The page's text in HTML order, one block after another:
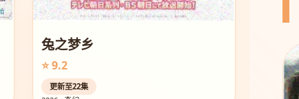
兔之梦乡
⭐ 9.2
更新至22集